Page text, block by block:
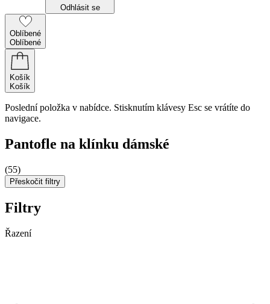
Odhlásit se
Oblíbené
Oblíbené
Košík
Košík
Poslední položka v nabídce. Stisknutím klávesy Esc se vrátíte do
navigace.
Pantofle na klínku dámské
(55)
Přeskočit filtry
Filtry
Řazení